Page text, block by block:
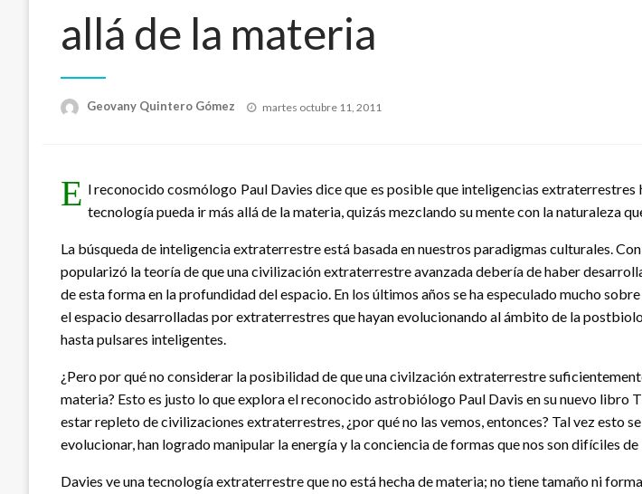
allá de la materia
Geovany Quintero Gómez
Publicado
martes octubre 11, 2011
E l reconocido cosmólogo Paul Davies dice que es posible que inteligencias extraterrestres
tecnología pueda ir más allá de la materia, quizás mezclando su mente con la naturaleza
La búsqueda de inteligencia extraterrestre está basada en nuestros paradigmas culturales.
popularizó la teoría de que una civilización extraterrestre avanzada debería de haber
de esta forma en la profundidad del espacio. En los últimos años se ha especulado mucho
el espacio desarrolladas por extraterrestres que hayan evolucionando al ámbito de la
hasta pulsares inteligentes.
¿Pero por qué no considerar la posibilidad de que una civilzación extraterrestre
materia? Esto es justo lo que explora el reconocido astrobiólogo Paul Davis en su nuevo libro
estar repleto de civilizaciones extraterrestres, ¿por qué no las vemos, entonces? Tal vez esto
evolucionar, han logrado manipular la energía y la conciencia de formas que nos son difíciles de
Davies ve una tecnología extraterrestre que no está hecha de materia; no tiene tamaño ni